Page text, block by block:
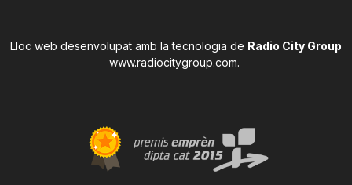
Lloc web desenvolupat amb la tecnologia de Radio City Group
www.radiocitygroup.com.